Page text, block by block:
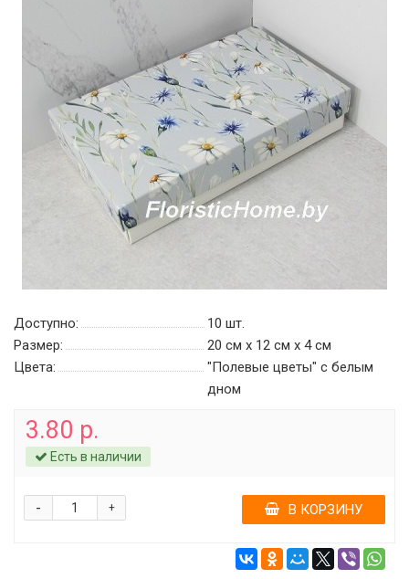
Доступно: 10 шт.
Размер:
20 см х 12 см х 4 см
Цвета:
"Полевые цветы" c белым
дном
3.80 р.
Есть в наличии
+
- В КОРЗИНУ